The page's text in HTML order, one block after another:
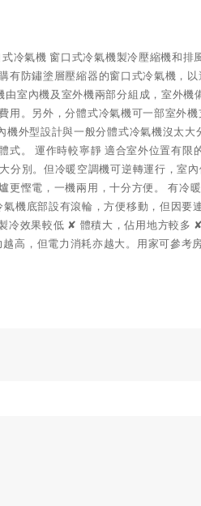
冷氣機 窗口式冷氣機製冷壓縮機和排
有防鏽塗層壓縮器的窗口式冷氣機，以
室內機及室外機兩部分組成，室外機
用。另外，分體式冷氣機可一部室外機
外型設計與一般分體式冷氣機沒太大
式。 運作時較寧靜 適合室外位置有限
分別。但冷暖空調機可逆轉運行，室
更慳電，一機兩用，十分方便。 有冷
機底部設有滾輪，方便移動，但因要
冷效果較低 ✘ 體積大，佔用地方較多
高，但電力消耗亦越大。用家可參考